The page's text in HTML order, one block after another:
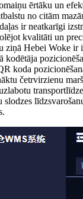
ērtāku un
no citām
ir neatkarīgi
kvalitāti un
ziņā Hebei Woke ir
kodētāja
koda
četrvirzienu
slodzes